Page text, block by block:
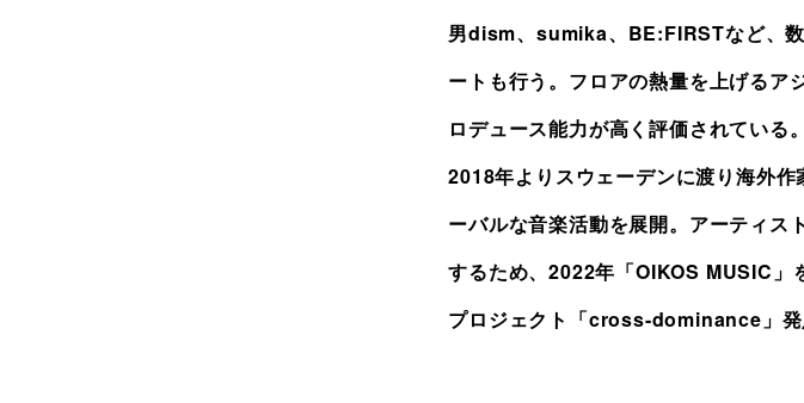
男dism、sumika、BE:FIRSTなど、
ートも行う。フロアの熱量を上げるア
ロデュース能力が高く評価されている。
2018年よりスウェーデンに渡り海外
ーバルな音楽活動を展開。アーティス
するため、2022年「OIKOS MUSIC」
プロジェクト「cross-dominance」発